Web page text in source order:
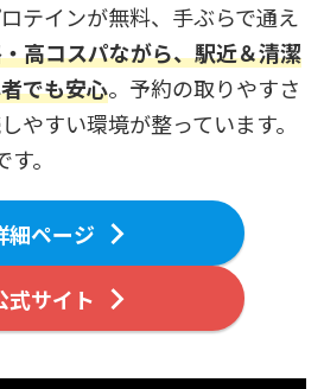
テインが無料、手ぶらで通え
高コスパながら、駅近＆清潔
でも安心。予約の取りやすさ
やすい環境が整っています。
す。
細ページ
式サイト